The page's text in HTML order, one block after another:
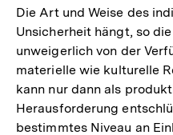
Die Art und Weise des
Unsicherheit hängt, so
unweigerlich von der
materielle wie kulturelle
kann nur dann als
Herausforderung
bestimmtes Niveau an